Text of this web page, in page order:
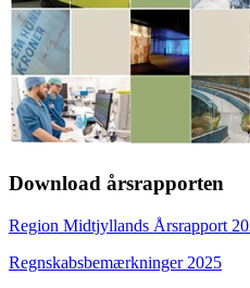
Download årsrapporten
Region Midtjyllands Årsrapport
Regnskabsbemærkninger 2025